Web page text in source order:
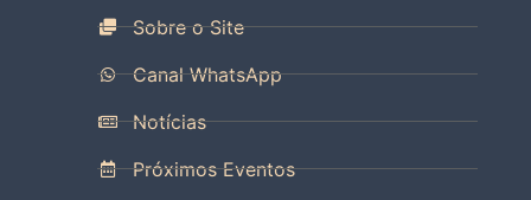
Sobre o Site
Canal WhatsApp
Notícias
Próximos Eventos